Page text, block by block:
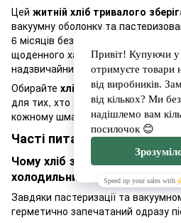
Цей житній хліб тривалого
вакуумну оболонку та
6 місяців без холодильника. Це
щоденного харчування, походів,
надзвичайних ситуацій.
Обирайте хліб з насінням
для тих, хто хоче поєднати смак,
кожному шматочку.
Часті питання
Чому хліб зберігається так
холодильника?
Завдяки пастеризації та
герметично запечатаний одразу